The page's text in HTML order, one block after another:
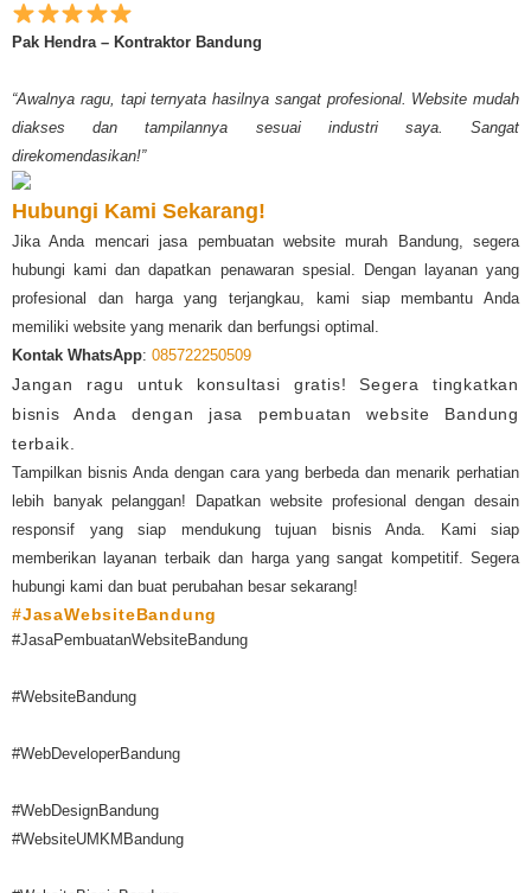
Pak Hendra – Kontraktor Bandung
“Awalnya ragu, tapi ternyata hasilnya sangat profesional. Website mudah
diakses dan tampilannya sesuai industri saya. Sangat
direkomendasikan!”
Hubungi Kami Sekarang!
Jika Anda mencari jasa pembuatan website murah Bandung, segera
hubungi kami dan dapatkan penawaran spesial. Dengan layanan yang
profesional dan harga yang terjangkau, kami siap membantu Anda
memiliki website yang menarik dan berfungsi optimal.
Kontak WhatsApp: 085722250509
Jangan ragu untuk konsultasi gratis! Segera tingkatkan
bisnis Anda dengan jasa pembuatan website Bandung
terbaik.
Tampilkan bisnis Anda dengan cara yang berbeda dan menarik perhatian
lebih banyak pelanggan! Dapatkan website profesional dengan desain
responsif yang siap mendukung tujuan bisnis Anda. Kami siap
memberikan layanan terbaik dan harga yang sangat kompetitif. Segera
hubungi kami dan buat perubahan besar sekarang!
#JasaWebsiteBandung
#JasaPembuatanWebsiteBandung
#WebsiteBandung
#WebDeveloperBandung
#WebDesignBandung
#WebsiteUMKMBandung